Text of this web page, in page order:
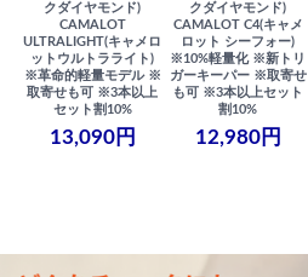
クダイヤモンド)
CAMALOT
ULTRALIGHT(キャメロ
ットウルトラライト)
※革命的軽量モデル ※
取寄せも可 ※3本以上
セット割10%
13,090円
クダイヤモンド)
CAMALOT C4(キャメ
ロット シーフォー)
※10%軽量化 ※新トリ
ガーキーパー ※取寄せ
も可 ※3本以上セット
割10%
12,980円